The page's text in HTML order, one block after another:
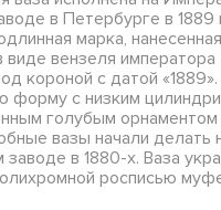
в Петербурге в 1889
марка,
виде вензеля императора
короной с датой «1889».
форму с низким
голубым орнаментом
вазы начали делать
в 1880-х. Ваза
росписью